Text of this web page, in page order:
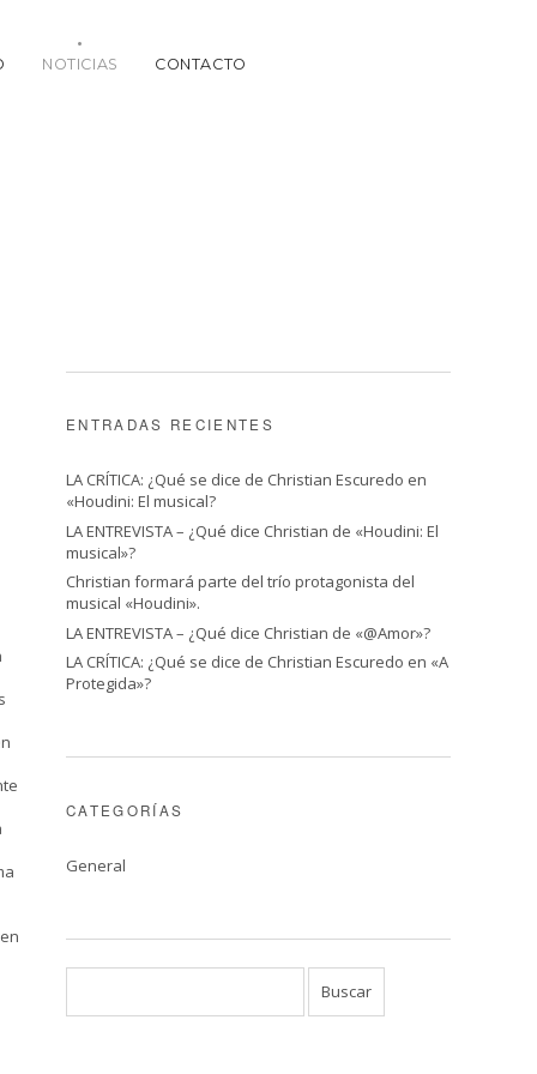
NOTICIAS CONTACTO
ENTRADAS RECIENTES
LA CRÍTICA: ¿Qué se dice de Christian Escuredo en
«Houdini: El musical?
LA ENTREVISTA – ¿Qué dice Christian de «Houdini: El
musical»?
Christian formará parte del trío protagonista del
musical «Houdini».
LA ENTREVISTA – ¿Qué dice Christian de «@Amor»?
LA CRÍTICA: ¿Qué se dice de Christian Escuredo en «A
Protegida»?
CATEGORÍAS
General